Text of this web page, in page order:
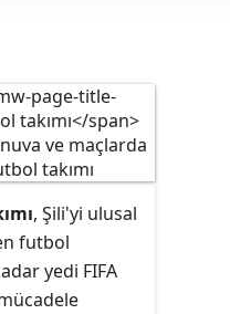
, Şili'yi ulusal
futbol
yedi FIFA